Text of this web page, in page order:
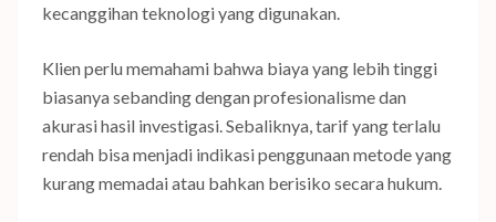
kecanggihan teknologi yang digunakan.
Klien perlu memahami bahwa biaya yang lebih tinggi
biasanya sebanding dengan profesionalisme dan
akurasi hasil investigasi. Sebaliknya, tarif yang terlalu
rendah bisa menjadi indikasi penggunaan metode yang
kurang memadai atau bahkan berisiko secara hukum.